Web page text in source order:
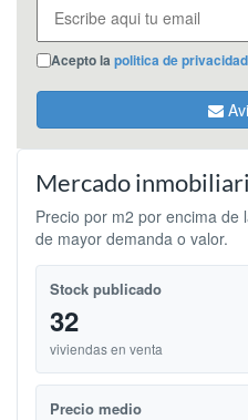
Acepto la politica de privacidad
Mercado
Precio por m2 por encima de
de mayor demanda o valor.
Stock publicado
32
viviendas en venta
Precio medio